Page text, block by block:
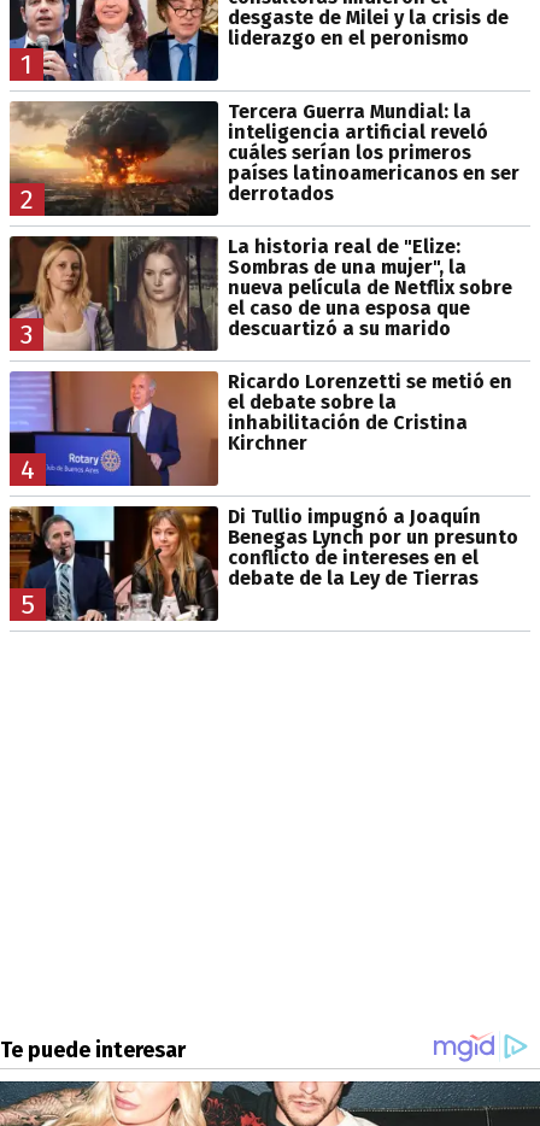
1
desgaste de Milei y la crisis de
liderazgo en el peronismo
2
Tercera Guerra Mundial: la
inteligencia artificial reveló
cuáles serían los primeros
países latinoamericanos en ser
derrotados
3
La historia real de "Elize:
Sombras de una mujer", la
nueva película de Netflix sobre
el caso de una esposa que
descuartizó a su marido
4
Ricardo Lorenzetti se metió en
el debate sobre la
inhabilitación de Cristina
Kirchner
5
Di Tullio impugnó a Joaquín
Benegas Lynch por un presunto
conflicto de intereses en el
debate de la Ley de Tierras